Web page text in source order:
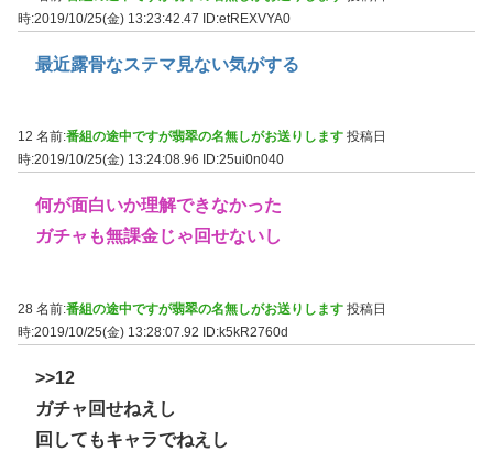
時:2019/10/25(金) 13:23:42.47 ID:etREXVYA0
最近露骨なステマ見ない気がする
12 名前:番組の途中ですが翡翠の名無しがお送りします 投稿日
時:2019/10/25(金) 13:24:08.96
ID:25ui0n040
何が面白いか理解できなかった
ガチャも無課金じゃ回せないし
28 名前:番組の途中ですが翡翠の名無しがお送りします 投稿日
時:2019/10/25(金) 13:28:07.92 ID:k5kR2760d
>>12
ガチャ回せねえし
回してもキャラでねえし